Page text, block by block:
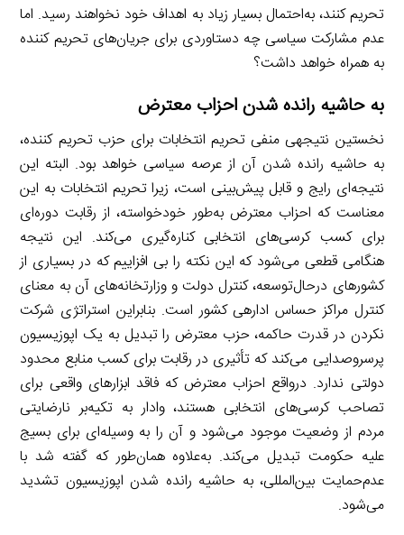
تحریم کنند، به‌احتمال بسیار زیاد به اهداف خود نخواهند رسید. اما
عدم مشارکت سیاسی چه دستاوردی برای جریان‌های تحریم کننده
به همراه خواهد داشت؟
به حاشیه رانده شدن احزاب معترض
نخستین نتیجهی منفی تحریم انتخابات برای حزب تحریم کننده،
به حاشیه رانده شدن آن از عرصه سیاسی خواهد بود. البته این
نتیجه‌ای رایج و قابل پیش‌بینی است، زیرا تحریم انتخابات به این
معناست که احزاب معترض به‌طور خودخواسته، از رقابت دوره‌ای
برای کسب کرسی‌های انتخابی کناره‌گیری می‌کند. این نتیجه
هنگامی قطعی می‌شود که این نکته را بی افزاییم که در بسیاری از
کشورهای درحال‌توسعه، کنترل دولت و وزارتخانه‌های آن به معنای
کنترل مراکز حساس ادارهی کشور است. بنابراین استراتژی شرکت
نکردن در قدرت حاکمه، حزب معترض را تبدیل به یک اپوزیسیون
پرسروصدایی می‌کند که تأثیری در رقابت برای کسب منابع محدود
دولتی ندارد. درواقع احزاب معترض که فاقد ابزارهای واقعی برای
تصاحب کرسی‌های انتخابی هستند، وادار به تکیه‌بر نارضایتی
مردم از وضعیت موجود می‌شود و آن را به وسیله‌ای برای بسیج
علیه حکومت تبدیل می‌کند. به‌علاوه همان‌طور که گفته شد با
عدم‌حمایت بین‌المللی، به حاشیه رانده شدن اپوزیسیون تشدید
می‌شود.